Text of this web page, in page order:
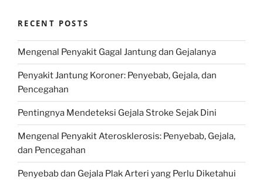
RECENT POSTS
Mengenal Penyakit Gagal Jantung dan Gejalanya
Penyakit Jantung Koroner: Penyebab, Gejala, dan
Pencegahan
Pentingnya Mendeteksi Gejala Stroke Sejak Dini
Mengenal Penyakit Aterosklerosis: Penyebab, Gejala,
dan Pencegahan
Penyebab dan Gejala Plak Arteri yang Perlu Diketahui